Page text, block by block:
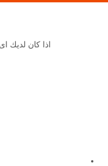
اذا كان لديك